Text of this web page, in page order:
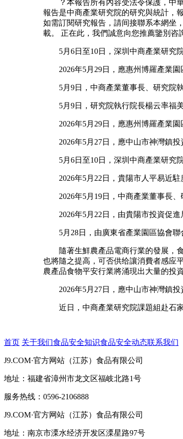
？本報告所有內容受法令保護，中華
報告是中商產業研究院的研究與統計，
如需訂閱研究報告，請间接聯系本網坐
載。 正在此，我們誠意向您推薦鑒別咨
5月6日至10日，深圳中商產業研究院
2026年5月29日，應惠州博羅產業園
5月9日，中商產業董事長、研究院執
5月9日，研究院執行院長楊云率福美
2026年5月29日，應惠州博羅產業園
2026年5月27日，應中山市神灣鎮投
5月6日至10日，深圳中商產業研究院
2026年5月22日，貴陽市人平易近駐
2026年5月19日，中商產業董事長、
2026年5月22日，由貴陽市投資促進
5月28日，由廣東省產業園區協會聯
隨著生鮮農產品電商行業的發展，食
也將隨之提高，可否供给讓消費者感应
農產品食物平安行業將涌現出大量的投資
2026年5月27日，應中山市神灣鎮投
近日，中商產業研究院課題組赴石家
首页 关于我们食品安全知识食品安全动态联系我们
J9.COM·官方网站（江苏）食品有限公司
地址：福建省漳州市龙文区福岐北路1号
服务热线：0596-2106888
J9.COM·官方网站（江苏）食品有限公司
地址：南京市溧水经济开发区溧星路97号